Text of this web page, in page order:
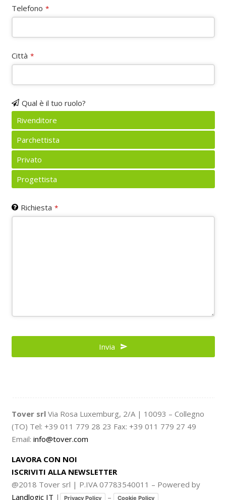
Website
URL *
Telefono *
Città *
Qual è il tuo ruolo?
Rivenditore
Parchettista
Privato
Progettista
Richiesta *
Invia
Tover srl Via Rosa Luxemburg, 2/A | 10093 – Collegno
(TO) Tel: +39 011 779 28 23 Fax: +39 011 779 27 49
Email: info@tover.com
LAVORA CON NOI
ISCRIVITI ALLA NEWSLETTER
@2018 Tover srl | P.IVA 07783540011 – Powered by
Landlogic IT | Privacy Policy – Cookie Policy